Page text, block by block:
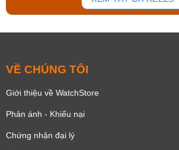
VỀ CHÚNG TÔI
Giới thiệu về WatchStore
Phản ánh - Khiếu nại
Chứng nhận đại lý